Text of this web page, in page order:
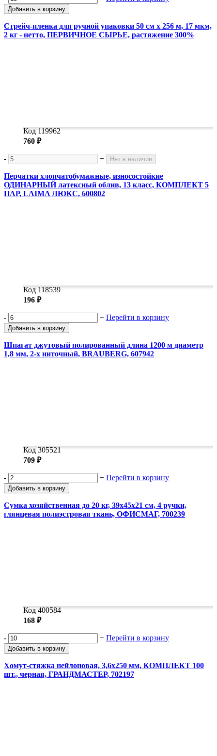
Добавить в корзину
Стрейч-пленка для ручной упаковки 50 см х 256 м, 17 мкм,
2 кг - нетто, ПЕРВИЧНОЕ СЫРЬЕ, растяжение 300%
Код 119962
760 ₽
- + Нет в наличии
Перчатки хлопчатобумажные, износостойкие
ОДИНАРНЫЙ латексный облив, 13 класс, КОМПЛЕКТ 5
ПАР, LAIMA ЛЮКС, 600802
Код 118539
196 ₽
- + Перейти в корзину
Добавить в корзину
Шпагат джутовый полированный длина 1200 м диаметр
1,8 мм, 2-х ниточный, BRAUBERG, 607942
Код 305521
709 ₽
- + Перейти в корзину
Добавить в корзину
Сумка хозяйственная до 20 кг, 39x45x21 см, 4 ручки,
глянцевая полиэстровая ткань, ОФИСМАГ, 700239
Код 400584
168 ₽
- + Перейти в корзину
Добавить в корзину
Хомут-стяжка нейлоновая, 3,6х250 мм, КОМПЛЕКТ 100
шт., черная, ГРАНДМАСТЕР, 702197